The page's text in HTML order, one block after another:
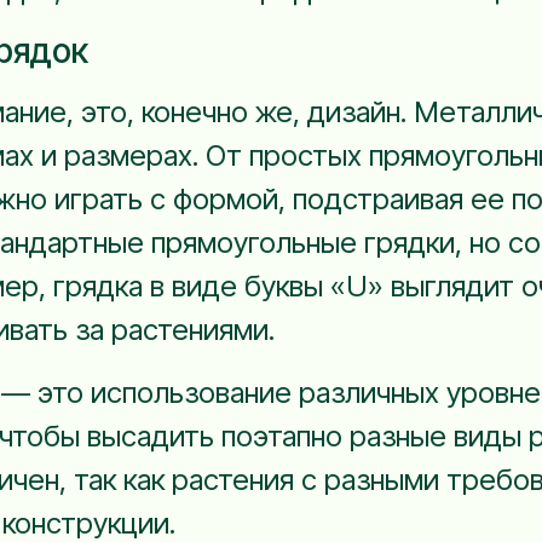
это, конечно же, дизайн.
и размерах. От простых
играть с формой, подстраивая ее
прямоугольные грядки, но
грядка в виде буквы «U» выглядит
за растениями.
использование различных
высадить поэтапно разные виды
так как растения с разными